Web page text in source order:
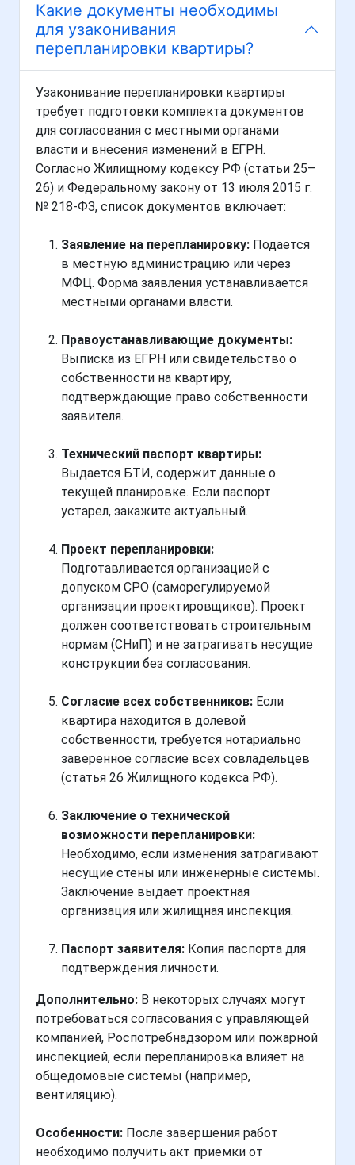
Какие документы необходимы
для узаконивания
перепланировки квартиры?
Узаконивание перепланировки квартиры
требует подготовки комплекта документов
для согласования с местными органами
власти и внесения изменений в ЕГРН.
Согласно Жилищному кодексу РФ (статьи 25–
26) и Федеральному закону от 13 июля 2015 г.
№ 218-ФЗ, список документов включает:
Заявление на перепланировку: Подается
в местную администрацию или через
МФЦ. Форма заявления устанавливается
местными органами власти.
Правоустанавливающие документы:
Выписка из ЕГРН или свидетельство о
собственности на квартиру,
подтверждающие право собственности
заявителя.
Технический паспорт квартиры:
Выдается БТИ, содержит данные о
текущей планировке. Если паспорт
устарел, закажите актуальный.
Проект перепланировки:
Подготавливается организацией с
допуском СРО (саморегулируемой
организации проектировщиков). Проект
должен соответствовать строительным
нормам (СНиП) и не затрагивать несущие
конструкции без согласования.
Согласие всех собственников: Если
квартира находится в долевой
собственности, требуется нотариально
заверенное согласие всех совладельцев
(статья 26 Жилищного кодекса РФ).
Заключение о технической
возможности перепланировки:
Необходимо, если изменения затрагивают
несущие стены или инженерные системы.
Заключение выдает проектная
организация или жилищная инспекция.
Паспорт заявителя: Копия паспорта для
подтверждения личности.
Дополнительно: В некоторых случаях могут
потребоваться согласования с управляющей
компанией, Роспотребнадзором или пожарной
инспекцией, если перепланировка влияет на
общедомовые системы (например,
вентиляцию).
Особенности: После завершения работ
необходимо получить акт приемки от